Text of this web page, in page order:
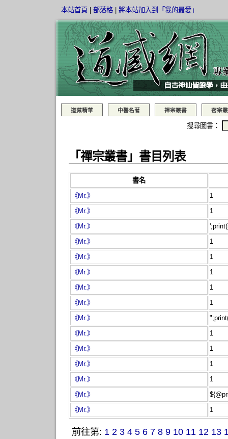
本站首頁 部落格 將本站加入到「我的最愛」
道藏精華 中醫名著 禪宗叢書 密宗
搜尋圖書：
「禪宗叢書」書目列表
書名
《Mr.》
1
《Mr.》
1
《Mr.》
《Mr.》
1
《Mr.》
1
《Mr.》
1
《Mr.》
1
《Mr.》
1
《Mr.》
《Mr.》
1
《Mr.》
1
《Mr.》
1
《Mr.》
1
《Mr.》
《Mr.》
1
前往第: 1 2 3 4 5 6 7 8 9 10 11 12 13